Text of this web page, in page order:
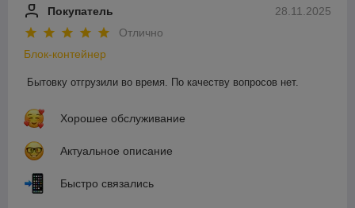
28.11.2025
Покупатель
Отлично
Блок-контейнер
Бытовку отгрузили во время. По качеству вопросов нет.
Хорошее обслуживание
Актуальное описание
Быстро связались